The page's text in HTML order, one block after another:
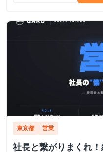
東京都 営業
社長と繋がりまくれ